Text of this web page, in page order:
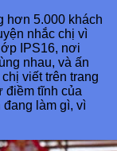
hơn 5.000 khách
nhắc chị vì
IPS16, nơi
nhau, và ấn
viết trên trang
điềm tĩnh của
làm gì, vì